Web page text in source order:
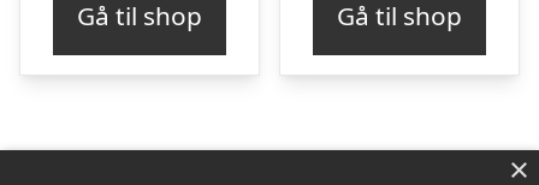
var:
kr. 199,95.kr. 69,98.
Gå til shop
var:
kr. 229,95.
kr.
Gå til shop
×